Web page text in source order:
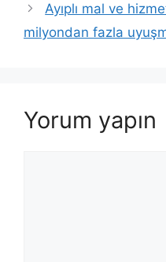
Ayıplı mal ve
milyondan fazla
Yorum yapın